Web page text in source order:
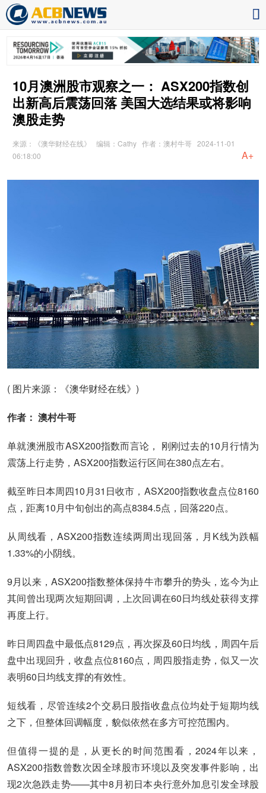
10月澳洲股市观察之一： ASX200指数创
出新高后震荡回落 美国大选结果或将影响
澳股走势
来源：《澳华财经在线》 编辑：Cathy 作者：澳村牛哥 2024-11-01
06:18:00
A+
( 图片来源：《澳华财经在线》)
作者： 澳村牛哥
单就澳洲股市ASX200指数而言论， 刚刚过去的10月行情为
震荡上行走势，ASX200指数运行区间在380点左右。
截至昨日本周四10月31日收市，ASX200指数收盘点位8160
点，距离10月中旬创出的高点8384.5点，回落220点。
从周线看，ASX200指数连续两周出现回落，月K线为跌幅
1.33%的小阴线。
9月以来，ASX200指数整体保持牛市攀升的势头，迄今为止
其间曾出现两次短期回调，上次回调在60日均线处获得支撑
再度上行。
昨日周四盘中最低点8129点，再次探及60日均线，周四午后
盘中出现回升，收盘点位8160点，周四股指走势，似又一次
表明60日均线支撑的有效性。
短线看，尽管连续2个交易日股指收盘点位均处于短期均线
之下，但整体回调幅度，貌似依然在多方可控范围内。
但值得一提的是，从更长的时间范围看，2024年以来，
ASX200指数曾数次因全球股市环境以及突发事件影响，出
现2次急跌走势——其中8月初日本央行意外加息引发全球股